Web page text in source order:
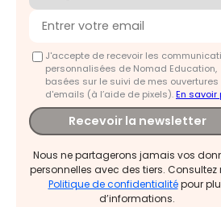
J'accepte de recevoir les
personnalisées de Nomad Education,
basées sur le suivi de mes ouvertures
d'emails (à l’aide de pixels).En savoir
Recevoir la newsletter
Nous ne partagerons jamais vos
personnelles avec des tiers. Consultez
Politique de confidentialitépour
d’informations.